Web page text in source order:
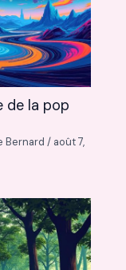
de la pop
Bernard/ août 7,